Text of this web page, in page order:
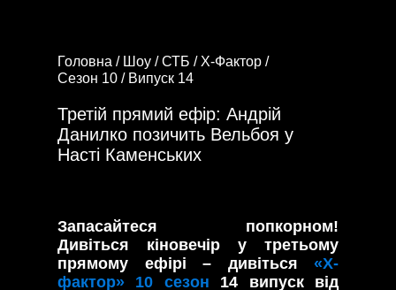
Головна / Шоу /СТБ / Х-Фактор /
Сезон 10 / Випуск 14
Третій прямий ефір: Андрій
Данилко позичить Вельбоя у
Насті Каменських
Запасайтеся попкорном!
Дивіться кіновечір у третьому
прямому ефірі – дивіться «Х-
фактор» 10 сезон 14 випуск від